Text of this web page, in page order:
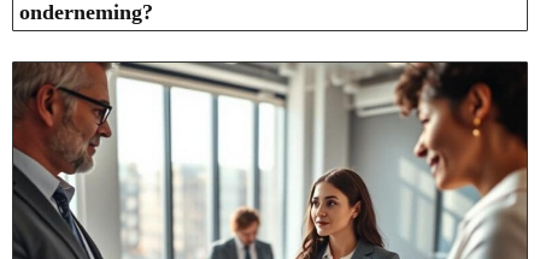
onderneming?